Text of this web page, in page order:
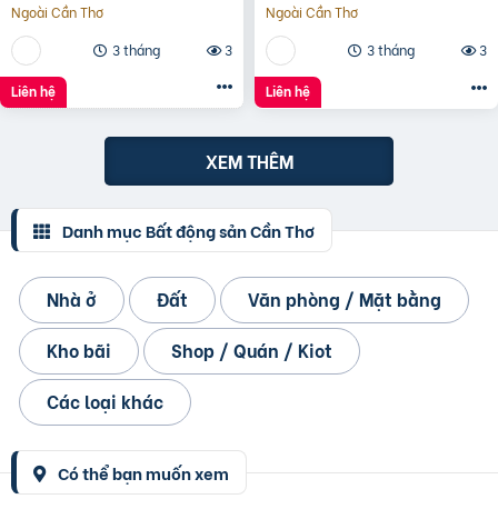
Ngoài Cần Thơ
3 tháng
3
Liên hệ
Ngoài Cần Thơ
3 tháng
3
Liên hệ
XEM THÊM
Danh mục Bất động sản Cần Thơ
Nhà ở Đất
Văn phòng / Mặt bằng
Kho bãi
Shop / Quán / Kiot
Các loại khác
Có thể bạn muốn xem